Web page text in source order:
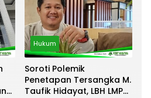
Hukum
Soroti Polemik
Penetapan Tersangka M.
Taufik Hidayat, LBH LMP